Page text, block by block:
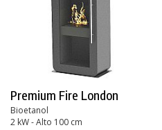
Premium Fire London
Bioetanol
2 kW - Alto 100 cm